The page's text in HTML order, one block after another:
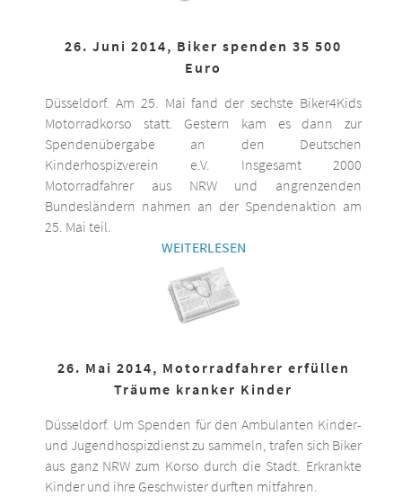
26. Juni 2014, Biker spenden 35 500
Euro
Düsseldorf. Am 25. Mai fand der sechste Biker4Kids
Motorradkorso statt. Gestern kam es dann zur
Spendenübergabe an den Deutschen
Kinderhospizverein e.V. Insgesamt 2000
Motorradfahrer aus NRW und angrenzenden
Bundesländern nahmen an der Spendenaktion am
25. Mai teil.
WEITERLESEN
26. Mai 2014, Motorradfahrer erfüllen
Träume kranker Kinder
Düsseldorf. Um Spenden für den Ambulanten Kinder-
und Jugendhospizdienst zu sammeln, trafen sich Biker
aus ganz NRW zum Korso durch die Stadt. Erkrankte
Kinder und ihre Geschwister durften mitfahren.